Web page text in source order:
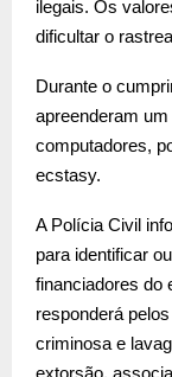
ilegais. Os
dificultar o
Durante o
apreenderam
computadores,
ecstasy.
A Polícia Civil
para identificar
financiadores do
responderá
criminosa e